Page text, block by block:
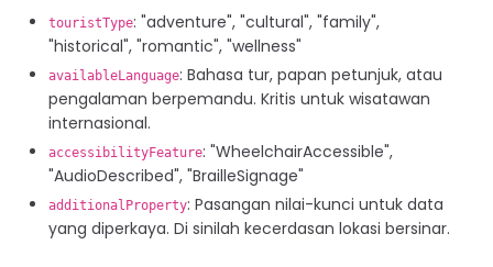
touristType: "adventure", "cultural", "family",
"historical", "romantic", "wellness"
availableLanguage: Bahasa tur, papan petunjuk, atau
pengalaman berpemandu. Kritis untuk wisatawan
internasional.
accessibilityFeature: "WheelchairAccessible",
"AudioDescribed", "BrailleSignage"
additionalProperty: Pasangan nilai-kunci untuk data
yang diperkaya. Di sinilah kecerdasan lokasi bersinar.